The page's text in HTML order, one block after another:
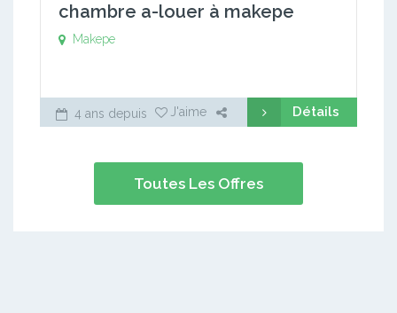
chambre a-louer à makepe
Makepe
4 ans depuis J'aime Détails
Toutes Les Offres